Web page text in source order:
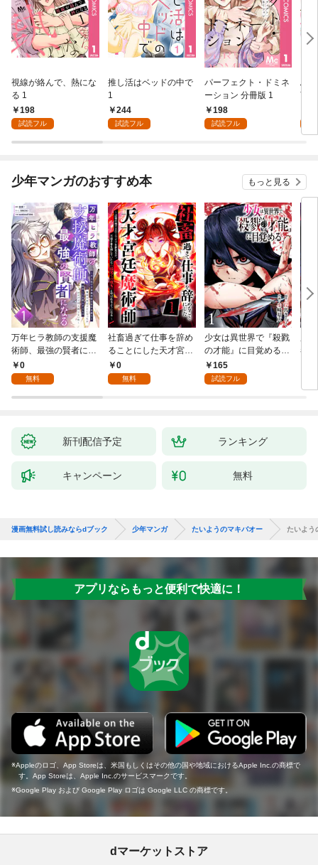
視線が絡んで、熱にな
る 1
198
試読フル
推し活はベッドの中で
1
244
試読フル
パーフェクト・ドミネ
ーション 分冊版 1
198
試読フル
ふ
言
少年マンガのおすすめ本 もっと見る
万年ヒラ教師の支援魔
術師、最強の賢者にな
る～不人気の支援魔術
師は給料泥棒だと魔術
が、出世した元教え子
0
無料
社畜過ぎて仕事を辞め
ることにした天才宮廷
魔術師～辺境の地でス
ローライフを夢見る
0
無料
少女は異世界で『殺戮
の才能』に目覚める
(話売り) #1
165
試読フル
者
新刊配信予定 ランキング
キャンペーン 無料
漫画無料試し読みならdブック 少年マンガ たいようのマキバオー たいよう
アプリならもっと便利で快適に！
Appleのロゴ、App Storeは、米国もしくはその他の国や地域におけるApple Inc.の商標で
す。App Storeは、Apple Inc.のサービスマークです。
Google Play および Google Play ロゴは Google LLC の商標です。
dマーケットストア